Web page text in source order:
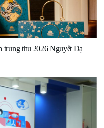
trung thu 2026 Nguyệt Dạ